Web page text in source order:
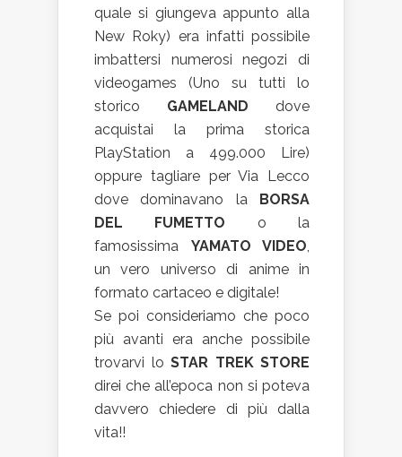
quale si giungeva appunto alla
New Roky) era infatti possibile
imbattersi numerosi negozi di
videogames (Uno su tutti lo
storico GAMELAND dove
acquistai la prima storica
PlayStation a 499.000 Lire)
oppure tagliare per Via Lecco
dove dominavano la
BORSA
DEL FUMETTO o la
famosissima YAMATO VIDEO,
un vero universo di anime in
formato cartaceo e digitale!
Se poi consideriamo che poco
più avanti era anche possibile
trovarvi lo STAR TREK STORE
direi che all’epoca non si poteva
davvero chiedere di più dalla
vita!!